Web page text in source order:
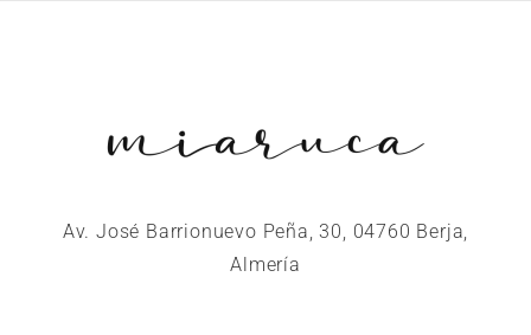
Av. José Barrionuevo Peña, 30, 04760 Berja,
Almería